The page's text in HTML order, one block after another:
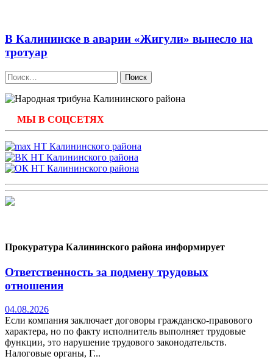
В Калининске в аварии «Жигули» вынесло на
тротуар
Найти:
МЫ В СОЦСЕТЯХ
Прокуратура Калининского района информирует
Ответственность за подмену трудовых
отношения
04.08.2026
Если компания заключает договоры гражданско-правового
характера, но по факту исполнитель выполняет трудовые
функции, это нарушение трудового законодательств.
Налоговые органы, Г...